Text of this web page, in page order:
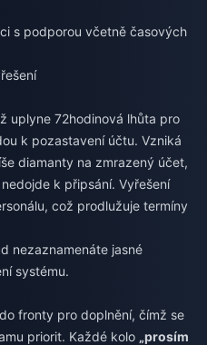
s podporou včetně časových
uplyne 72hodinová lhůta pro
k pozastavení účtu. Vzniká
diamanty na zmrazený účet,
k připsání. Vyřešení
což prodlužuje termíny
nezaznamenáte jasné
systému.
fronty pro doplnění, čímž se
priorit. Každé kolo „prosím